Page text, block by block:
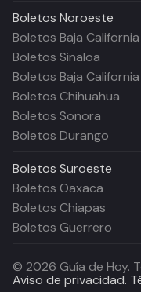
Boletos Noroeste
Boletos Baja California
Boletos Sinaloa
Boletos Baja California
Boletos Chihuahua
Boletos Sonora
Boletos Durango
Boletos Suroeste
Boletos Oaxaca
Boletos Chiapas
Boletos Guerrero
© 2026 Guía de Hoy.
Aviso de privacidad.